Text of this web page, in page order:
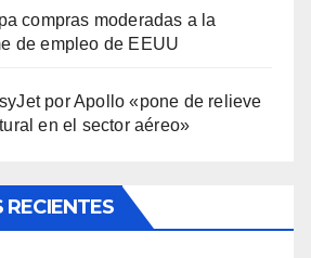
compras moderadas a la
de empleo de EEUU
por Apollo «pone de relieve
en el sector aéreo»